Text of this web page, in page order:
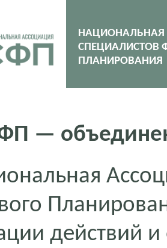
НАЦИОНАЛЬНАЯ
СПЕЦИАЛИСТОВ
ПЛАНИРОВАНИЯ
—
действий